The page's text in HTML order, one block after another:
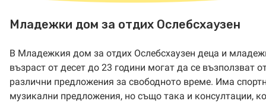
а
л
Младежки дом за отдих Ослебсхаузен
В Младежкия дом за отдих Ослебсхаузен деца и
възраст от десет до 23 години могат да се възползват
различни предложения за свободното време. Има
музикални предложения, но също така и консултации,